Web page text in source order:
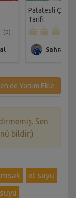
(0)
Patatesli Çıtır
Tarifi
Sahrap
de Yorum Ekle
Sen
bildir:)
et suyu